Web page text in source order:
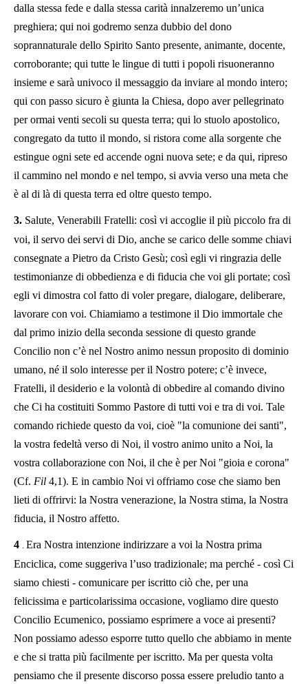
dalla stessa fede e dalla stessa carità innalzeremo un’unica
preghiera; qui noi godremo senza dubbio del dono
soprannaturale dello Spirito Santo presente, animante, docente,
corroborante; qui tutte le lingue di tutti i popoli risuoneranno
insieme e sarà univoco il messaggio da inviare al mondo intero;
qui con passo sicuro è giunta la Chiesa, dopo aver pellegrinato
per ormai venti secoli su questa terra; qui lo stuolo apostolico,
congregato da tutto il mondo, si ristora come alla sorgente che
estingue ogni sete ed accende ogni nuova sete; e da qui, ripreso
il cammino nel mondo e nel tempo, si avvia verso una meta che
è al di là di questa terra ed oltre questo tempo.
3. Salute, Venerabili Fratelli: così vi accoglie il più piccolo fra di
voi, il servo dei servi di Dio, anche se carico delle somme chiavi
consegnate a Pietro da Cristo Gesù; così egli vi ringrazia delle
testimonianze di obbedienza e di fiducia che voi gli portate; così
egli vi dimostra col fatto di voler pregare, dialogare, deliberare,
lavorare con voi. Chiamiamo a testimone il Dio immortale che
dal primo inizio della seconda sessione di questo grande
Concilio non c’è nel Nostro animo nessun proposito di dominio
umano, né il solo interesse per il Nostro potere; c’è invece,
Fratelli, il desiderio e la volontà di obbedire al comando divino
che Ci ha costituiti Sommo Pastore di tutti voi e tra di voi. Tale
comando richiede questo da voi, cioè "la comunione dei santi",
la vostra fedeltà verso di Noi, il vostro animo unito a Noi, la
vostra collaborazione con Noi, il che è per Noi "gioia e corona"
(Cf. Fil 4,1). E in cambio Noi vi offriamo cose che siamo ben
lieti di offrirvi: la Nostra venerazione, la Nostra stima, la Nostra
fiducia, il Nostro affetto.
4 . Era Nostra intenzione indirizzare a voi la Nostra prima
Enciclica, come suggeriva l’uso tradizionale; ma perché - così Ci
siamo chiesti - comunicare per iscritto ciò che, per una
felicissima e particolarissima occasione, vogliamo dire questo
Concilio Ecumenico, possiamo esprimere a voce ai presenti?
Non possiamo adesso esporre tutto quello che abbiamo in mente
e che si tratta più facilmente per iscritto. Ma per questa volta
pensiamo che il presente discorso possa essere preludio tanto a